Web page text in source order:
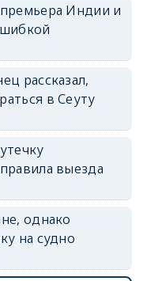
Индии и
рассказал,
в Сеуту
выезда
однако
на судно